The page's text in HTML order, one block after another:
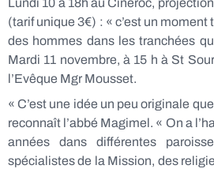
Lundi 10 à 18h au Cinéroc,
(tarif unique 3€) : « c’est un
des hommes dans les tranchées
Mardi 11 novembre, à 15 h à St
l’Evêque Mgr Mousset.
« C’est une idée un peu originale
reconnaît l’abbé Magimel. « On a
années dans différentes
spécialistes de la Mission, des